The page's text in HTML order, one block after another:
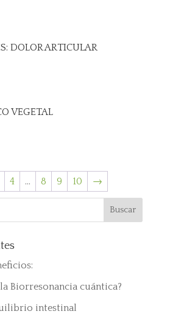
DOLOR ARTICULAR
VEGETAL
4 … 8 9 10 →
Biorresonancia cuántica?
intestinal